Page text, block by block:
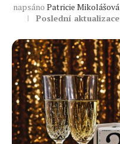
napsáno Patricie Mikolášová
Poslední aktualizace